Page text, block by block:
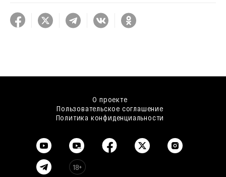
О проекте
Пользовательское соглашение
Политика конфиденциальности
18+